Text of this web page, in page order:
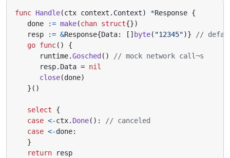
func Handle(ctx context . Context) *Response {
done
:= make(chan struct{})
resp
:= &Response{Data: [] byte( "12345")}
//
go func()
{
runtime.Gosched ()
// mock network call¬s
resp. Data = nil
close(done)
}()
select
{
case <-ctx. Done():
// canceled
case <-done:
}
return
resp